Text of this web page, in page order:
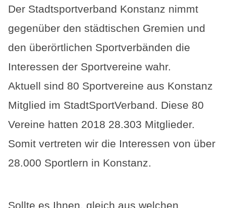
Der Stadtsportverband Konstanz nimmt
gegenüber den städtischen Gremien und
den überörtlichen Sportverbänden die
Interessen der Sportvereine wahr.
Aktuell sind 80 Sportvereine aus Konstanz
Mitglied im StadtSportVerband. Diese 80
Vereine hatten 2018 28.303 Mitglieder.
Somit vertreten wir die Interessen von über
28.000 Sportlern in Konstanz.